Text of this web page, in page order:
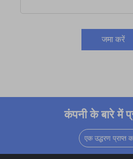
जमा करें
कंपनी के बारे में
एक उद्धरण प्राप्त